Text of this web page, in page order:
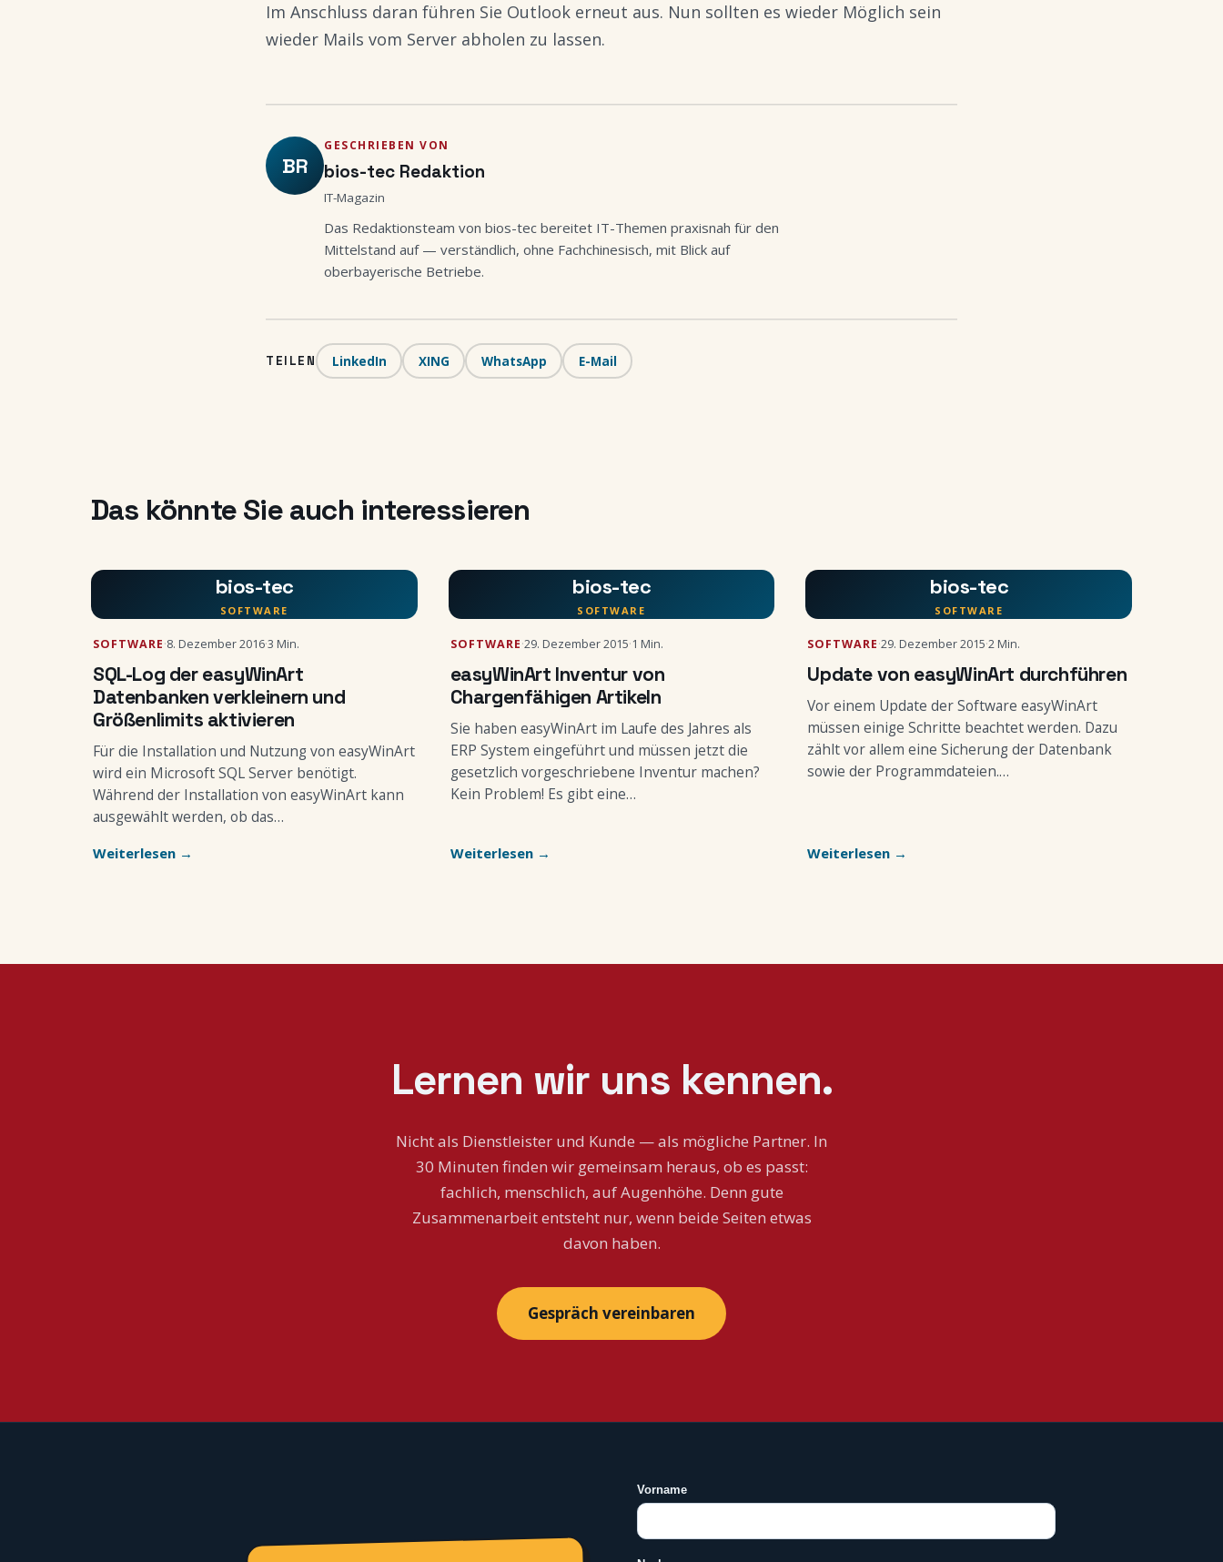
Im Anschluss daran führen Sie Outlook erneut aus. Nun sollten es wieder Möglich sein
wieder Mails vom Server abholen zu lassen.
BR
GESCHRIEBEN VON
bios-tec Redaktion
IT-Magazin
Das Redaktionsteam von bios-tec bereitet IT-Themen praxisnah für den
Mittelstand auf — verständlich, ohne Fachchinesisch, mit Blick auf
oberbayerische Betriebe.
TEILEN LinkedIn XING WhatsApp E-Mail
Das könnte Sie auch interessieren
bios-tec
SOFTWARE
SOFTWARE·8. Dezember 2016·3 Min.
SQL-Log der easyWinArt
Datenbanken verkleinern und
Größenlimits aktivieren
Für die Installation und Nutzung von easyWinArt
wird ein Microsoft SQL Server benötigt.
Während der Installation von easyWinArt kann
ausgewählt werden, ob das…
Weiterlesen →
bios-tec
SOFTWARE
SOFTWARE·29. Dezember 2015·1 Min.
easyWinArt Inventur von
Chargenfähigen Artikeln
Sie haben easyWinArt im Laufe des Jahres als
ERP System eingeführt und müssen jetzt die
gesetzlich vorgeschriebene Inventur machen?
Kein Problem! Es gibt eine…
Weiterlesen →
bios-tec
SOFTWARE
SOFTWARE·29. Dezember 2015·2 Min.
Update von easyWinArt durchführen
Vor einem Update der Software easyWinArt
müssen einige Schritte beachtet werden. Dazu
zählt vor allem eine Sicherung der Datenbank
sowie der Programmdateien.…
Weiterlesen →
Lernen wir uns kennen.
Nicht als Dienstleister und Kunde — als mögliche Partner. In
30 Minuten finden wir gemeinsam heraus, ob es passt:
fachlich, menschlich, auf Augenhöhe. Denn gute
Zusammenarbeit entsteht nur, wenn beide Seiten etwas
davon haben.
Gespräch vereinbaren